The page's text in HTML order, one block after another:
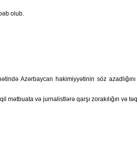
olub.
Azərbaycan hakimiyyətinin söz
və jurnalistlərə qarşı zorakılığın və